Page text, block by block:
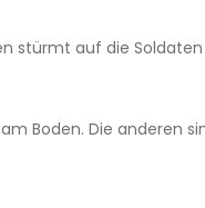
stürmt auf die
Boden. Die anderen